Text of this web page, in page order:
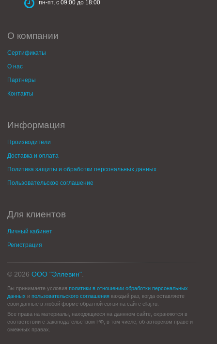
пн-пт, с 09:00 до 18:00
О компании
Сертификаты
О нас
Партнеры
Контакты
Информация
Производители
Доставка и оплата
Политика защиты и обработки персональных данных
Пользовательское соглашение
Для клиентов
Личный кабинет
Регистрация
© 2026 ООО "Эллевин"
Вы принимаете условия политики в отношении обработки персональных
данных и пользовательского соглашения каждый раз, когда оставляете
свои данные в любой форме обратной связи на сайте ellaj.ru.
Все права на материалы, находящиеся на даннном сайте, охраняются в
соответствии с законодательством РФ, в том числе, об авторском праве и
смежных правах.